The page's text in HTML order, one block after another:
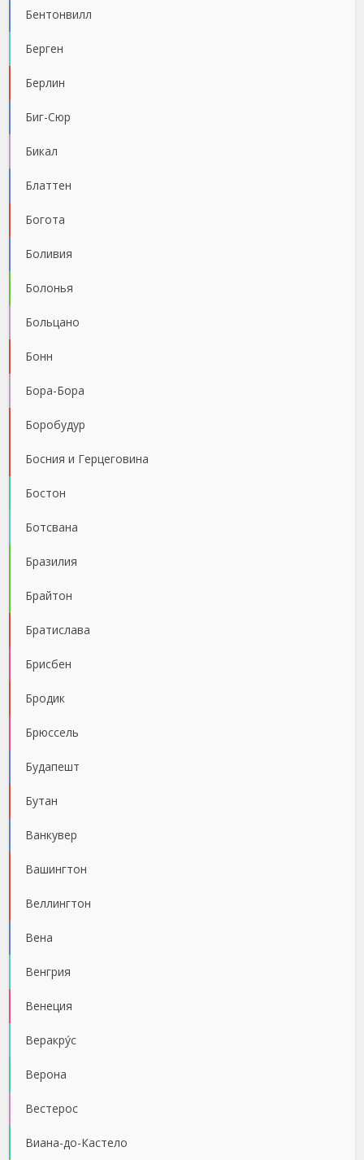
Бентонвилл
Берген
Берлин
Биг-Сюр
Бикал
Блаттен
Богота
Боливия
Болонья
Больцано
Бонн
Бора-Бора
Боробудур
Босния и Герцеговина
Бостон
Ботсвана
Бразилия
Брайтон
Братислава
Брисбен
Бродик
Брюссель
Будапешт
Бутан
Ванкувер
Вашингтон
Веллингтон
Вена
Венгрия
Венеция
Веракру́с
Верона
Вестерос
Виана-до-Кастело